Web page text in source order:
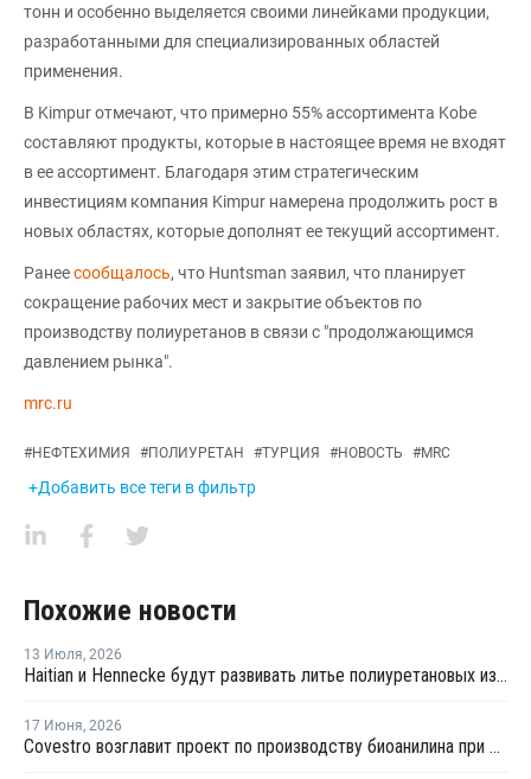
тонн и особенно выделяется своими линейками продукции,
разработанными для специализированных областей
применения.
В Kimpur отмечают, что примерно 55% ассортимента Kobe
составляют продукты, которые в настоящее время не входят
в ее ассортимент. Благодаря этим стратегическим
инвестициям компания Kimpur намерена продолжить рост в
новых областях, которые дополнят ее текущий ассортимент.
Ранеесообщалось, что Huntsman заявил, что планирует
сокращение рабочих мест и закрытие объектов по
производству полиуретанов в связи с "продолжающимся
давлением рынка".
mrc.ru
#НЕФТЕХИМИЯ #ПОЛИУРЕТАН #ТУРЦИЯ #НОВОСТЬ #MRC
+Добавить все теги в фильтр
Похожие новости
13 Июля, 2026
Haitian и Hennecke будут развивать литье полиуретановых изделий для автопрома
17 Июня, 2026
Covestro возглавит проект по производству биоанилина при поддержке ЕС